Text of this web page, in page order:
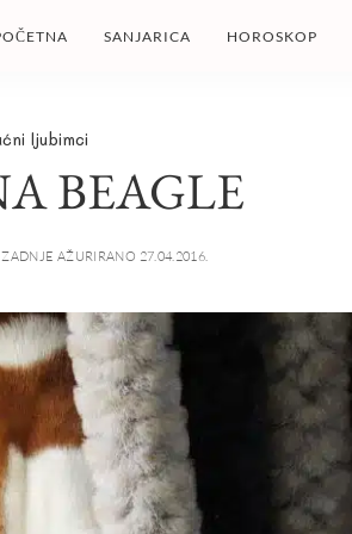
SANJARICA HOROSKOP
ljubimci
BEAGLE
ZADNJE AŽURIRANO 27.04.2016.